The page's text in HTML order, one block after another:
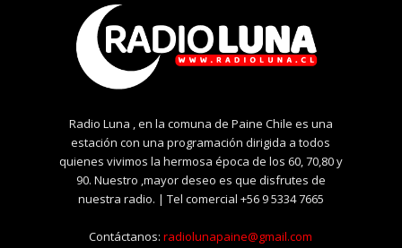
Radio Luna , en la comuna de Paine Chile es una
estación con una programación dirigida a todos
quienes vivimos la hermosa época de los 60, 70,80 y
90. Nuestro ,mayor deseo es que disfrutes de
nuestra radio. | Tel comercial +56 9 5334 7665
Contáctanos:radiolunapaine@gmail.com